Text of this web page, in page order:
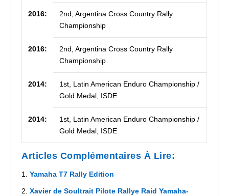
2016:
2nd, Argentina Cross Country Rally
Championship
2016:
2nd, Argentina Cross Country Rally
Championship
2014:
1st, Latin American Enduro Championship /
Gold Medal, ISDE
2014:
1st, Latin American Enduro Championship /
Gold Medal, ISDE
Articles Complémentaires À Lire:
Yamaha T7 Rally Edition
Xavier de Soultrait Pilote Rallye Raid Yamaha-